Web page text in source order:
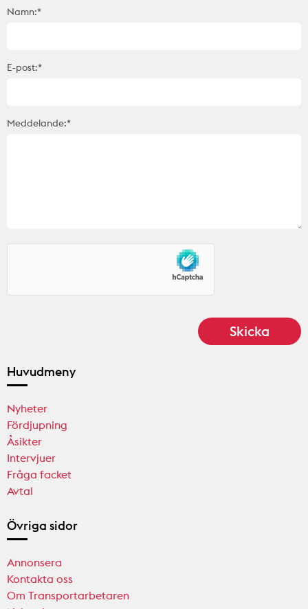
Namn:*
E-post:*
Meddelande:*
Huvudmeny
Nyheter
Fördjupning
Åsikter
Intervjuer
Fråga facket
Avtal
Övriga sidor
Annonsera
Kontakta oss
Om Transportarbetaren